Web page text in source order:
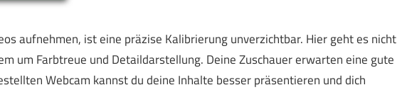
aufnehmen, ist eine präzise Kalibrierung unverzichtbar. Hier geht es nicht
um Farbtreue und Detaildarstellung. Deine Zuschauer erwarten eine gute
Webcam kannst du deine Inhalte besser präsentieren und dich